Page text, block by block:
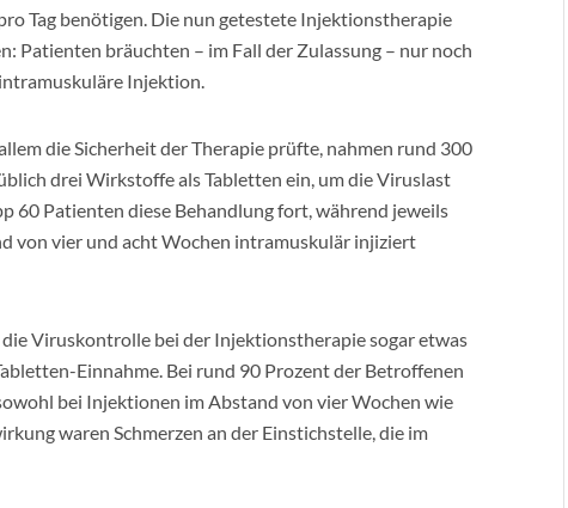
Tag benötigen. Die nun getestete Injektionstherapie
Patienten bräuchten – im Fall der Zulassung – nur noch
Injektion.
die Sicherheit der Therapie prüfte, nahmen rund 300
drei Wirkstoffe als Tabletten ein, um die Viruslast
60 Patienten diese Behandlung fort, während jeweils
von vier und acht Wochen intramuskulär injiziert
Viruskontrolle bei der Injektionstherapie sogar etwas
Einnahme. Bei rund 90 Prozent der Betroffenen
bei Injektionen im Abstand von vier Wochen wie
waren Schmerzen an der Einstichstelle, die im